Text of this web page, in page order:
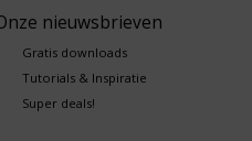
nieuwsbrieven
Gratis downloads
Tutorials & Inspiratie
Super deals!